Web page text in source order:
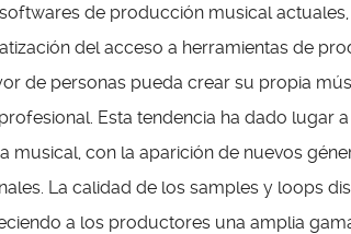
de producción musical
del acceso a herramientas de
de personas pueda crear su propia
Esta tendencia ha dado lugar
musical, con la aparición de nuevos
La calidad de los samples y loops
a los productores una amplia